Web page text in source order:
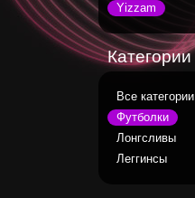
Yizzam
Категории
Все категории
Футболки
Лонгсливы
Леггинсы